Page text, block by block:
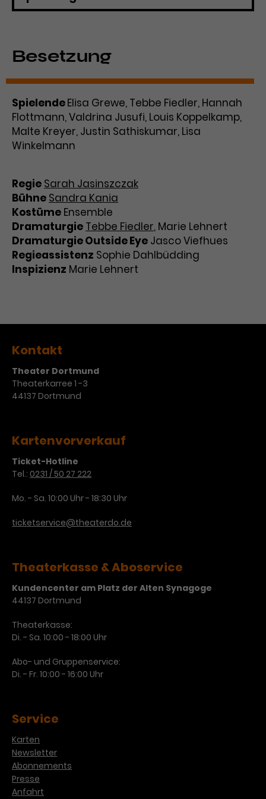
verschiedene Websites hinweg.
Besetzung
SpielendeElisa Grewe, Tebbe Fiedler, Hannah
Flottmann, Valdrina Jusufi, Louis Koppelkamp,
Malte Kreyer, Justin Sathiskumar, Lisa
Winkelmann
Regie Sarah Jasinszczak
Bühne Sandra Kania
Kostüme Ensemble
Dramaturgie Tebbe Fiedler, Marie Lehnert
Dramaturgie Outside Eye Jasco Viefhues
Regieassistenz Sophie Dahlbüdding
Inspizienz Marie Lehnert
Kontakt
Theater Dortmund
Theaterkarree 1 -3
44137 Dortmund
Kartenvorverkauf
Ticket-Hotline
Tel.: 0231 / 50 27 222
Mo. - Sa. 10:00 Uhr - 18:30 Uhr
ticketservice@theaterdo.de
Theaterkasse & Aboservice
Kundencenter am Platz der Alten Synagoge
44137 Dortmund
Theaterkasse:
Di. - Sa. 10:00 - 18:00 Uhr
Abo- und Gruppenservice:
Di. - Fr. 10:00 - 16:00 Uhr
Service
Karten
Newsletter
Abonnements
Presse
Anfahrt